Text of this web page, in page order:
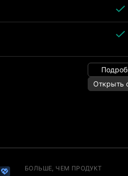
Открыть
БОЛЬШЕ, ЧЕМ ПРОДУКТ